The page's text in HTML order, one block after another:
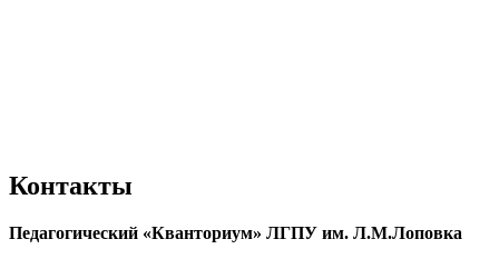
Контакты
Педагогический «Кванториум» ЛГПУ им. Л.М.Лоповка